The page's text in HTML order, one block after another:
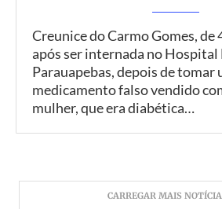
Creunice do Carmo Gomes, de
após ser internada no
Parauapebas, depois de tomar
medicamento falso vendido
mulher, que era diabética…
CARREGAR MAIS